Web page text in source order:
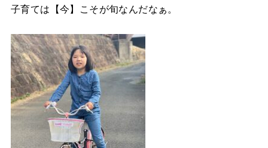
子育ては【今】こそが旬なんだなぁ。